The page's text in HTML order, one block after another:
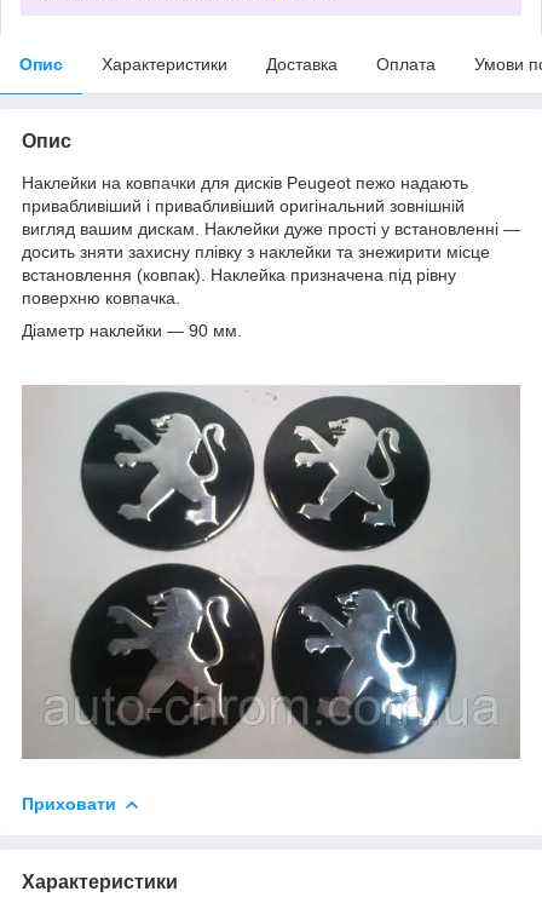
Опис Характеристики Доставка Оплата Умови
Опис
Наклейки на ковпачки для дисків Peugeot пежо надають
привабливіший і привабливіший оригінальний зовнішній
вигляд вашим дискам. Наклейки дуже прості у встановленні —
досить зняти захисну плівку з наклейки та знежирити місце
встановлення (ковпак). Наклейка призначена під рівну
поверхню ковпачка.
Діаметр наклейки — 90 мм.
Приховати
Характеристики